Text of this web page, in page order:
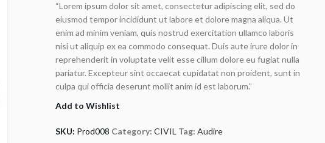
of based
customer
rating
“Lorem ipsum dolor sit amet, consectetur adipiscing elit, sed do
eiusmod tempor incididunt ut labore et dolore magna aliqua. Ut
enim ad minim veniam, quis nostrud exercitation ullamco laboris
nisi ut aliquip ex ea commodo consequat. Duis aute irure dolor in
reprehenderit in voluptate velit esse cillum dolore eu fugiat nulla
pariatur. Excepteur sint occaecat cupidatat non proident, sunt in
culpa qui officia deserunt mollit anim id est laborum.”
Add to Wishlist
SKU: Prod008 Category: CIVIL Tag: Audire